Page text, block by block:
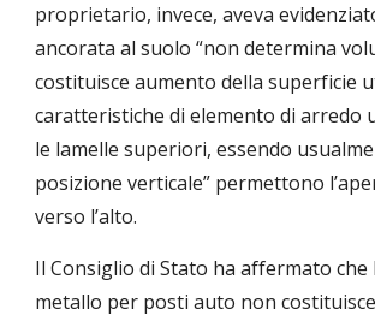
proprietario, invece, aveva
ancorata al suolo “non determina
costituisce aumento della superficie
caratteristiche di elemento di arredo
le lamelle superiori, essendo
posizione verticale” permettono
verso l’alto.
Il Consiglio di Stato ha affermato
metallo per posti auto non